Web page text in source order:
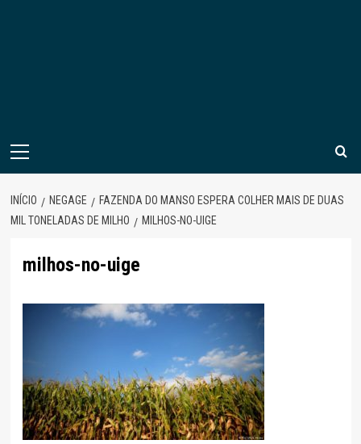
Menu
INÍCIO NEGAGE
FAZENDA DO MANSO ESPERA COLHER MAIS DE DUAS
MIL TONELADAS DE MILHO
MILHOS-NO-UIGE
milhos-no-uige